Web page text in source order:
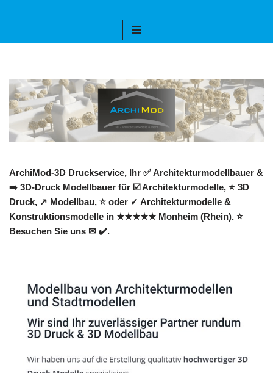
ArchiMod-3D Druckservice, Ihr ✅ Architekturmodellbauer &
➡️ 3D-Druck Modellbauer für ☑️ Architekturmodelle, ⭐ 3D
Druck, ↗️ Modellbau, ⭐ oder ✓ Architekturmodelle &
Konstruktionsmodelle in ★★★★★ Monheim (Rhein). ⭐
Besuchen Sie uns ✉ ✔️.